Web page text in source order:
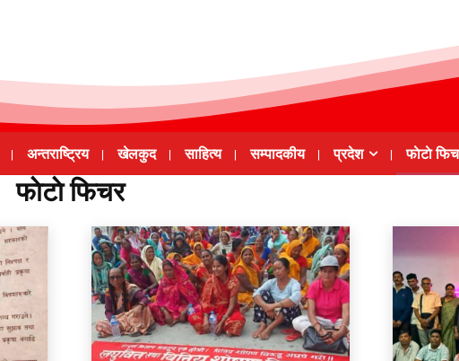
अन्तराष्ट्रिय खेलकुद साहित्य सम्पादकीय प्रदेश फाेटाे
फाेटाे फिचर